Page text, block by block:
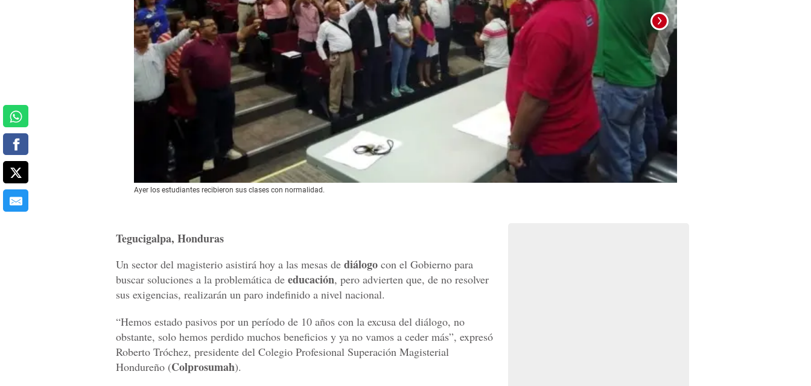
Ayer los estudiantes recibieron sus clases con normalidad.
Tegucigalpa, Honduras
Un sector del magisterio asistirá hoy a las mesas de diálogo con el Gobierno para
buscar soluciones a la problemática de educación, pero advierten que, de no resolver
sus exigencias, realizarán un paro indefinido a nivel nacional.
“Hemos estado pasivos por un período de 10 años con la excusa del diálogo, no
obstante, solo hemos perdido muchos beneficios y ya no vamos a ceder más”, expresó
Roberto Tróchez, presidente del Colegio Profesional Superación Magisterial
Hondureño (Colprosumah).